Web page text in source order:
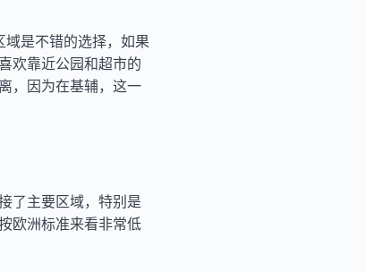
是不错的选择，如果
欢靠近公园和超市的
，因为在基辅，这一
了主要区域，特别是
欧洲标准来看非常低